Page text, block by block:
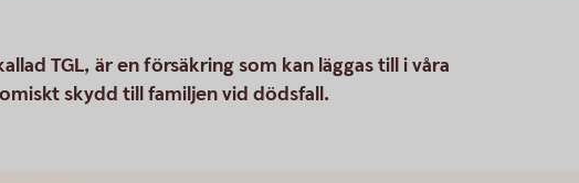
TGL, är en försäkring som kan läggas till i våra
skydd till familjen vid dödsfall.